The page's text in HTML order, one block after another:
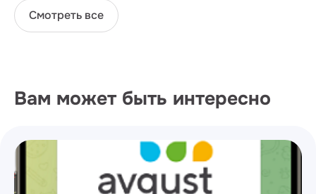
Смотреть все
Вам может быть интересно